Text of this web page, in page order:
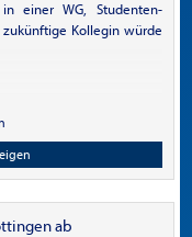
einer WG, Studenten-
Kollegin würde
ab